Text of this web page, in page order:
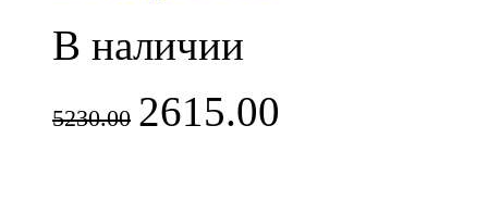
В наличии
5230.00 2615.00